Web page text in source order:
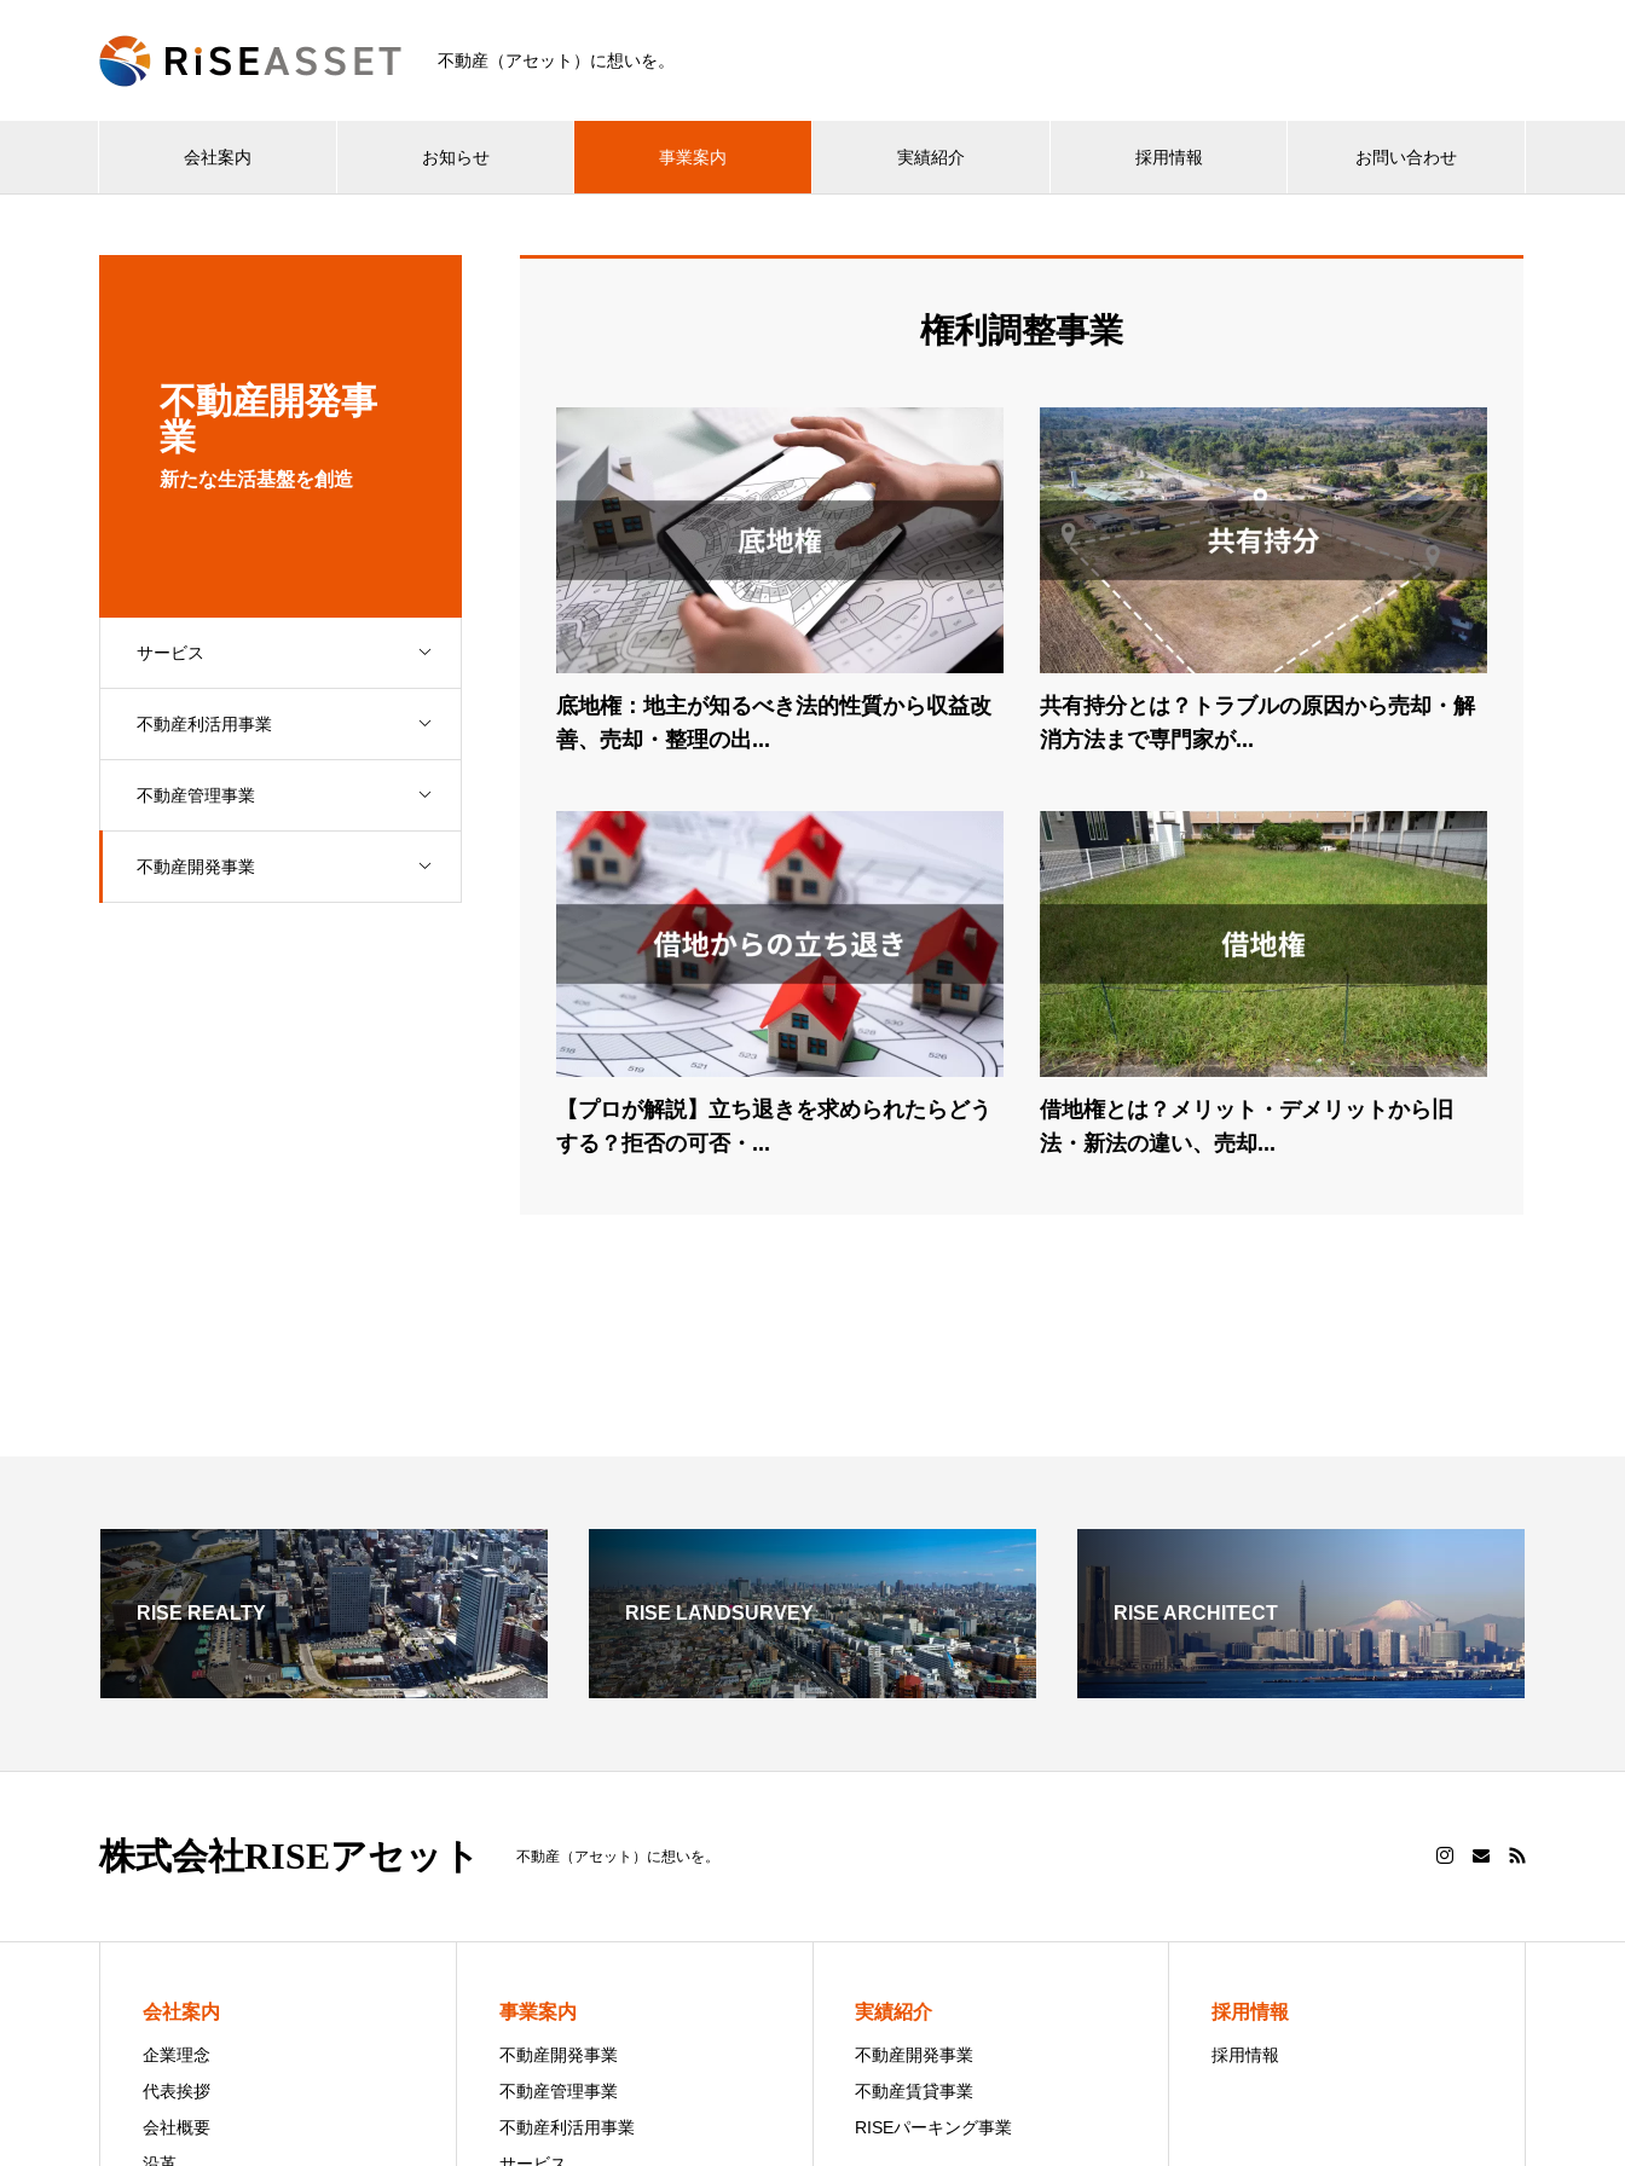
不動産（アセット）に想いを。
会社案内 お知らせ 事業案内 実績紹介 採用情報 お問い合わせ
不動産開発事
業
新たな生活基盤を創造
サービス
不動産利活用事業
不動産管理事業
不動産開発事業
権利調整事業
底地権：地主が知るべき法的性質から収益改
善、売却・整理の出...
共有持分とは？トラブルの原因から売却・解
消方法まで専門家が...
【プロが解説】立ち退きを求められたらどう
する？拒否の可否・...
借地権とは？メリット・デメリットから旧
法・新法の違い、売却...
RISE REALTY RISE LANDSURVEY RISE ARCHITECT
株式会社RISEアセット 不動産（アセット）に想いを。
会社案内
企業理念
代表挨拶
会社概要
事業案内
不動産開発事業
不動産管理事業
不動産利活用事業
実績紹介
不動産開発事業
不動産賃貸事業
RISEパーキング事業
採用情報
採用情報